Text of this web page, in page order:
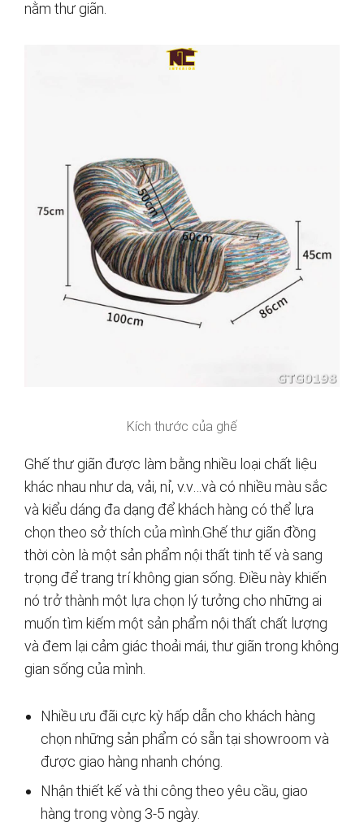
nằm thư giãn.
Kích thước của ghế
Ghế thư giãn được làm bằng nhiều loại chất liệu
khác nhau như da, vải, nỉ, v.v…và có nhiều màu sắc
và kiểu dáng đa dạng để khách hàng có thể lựa
chọn theo sở thích của mình.Ghế thư giãn đồng
thời còn là một sản phẩm nội thất tinh tế và sang
trọng để trang trí không gian sống. Điều này khiến
nó trở thành một lựa chọn lý tưởng cho những ai
muốn tìm kiếm một sản phẩm nội thất chất lượng
và đem lại cảm giác thoải mái, thư giãn trong không
gian sống của mình.
Nhiều ưu đãi cực kỳ hấp dẫn cho khách hàng
chọn những sản phẩm có sẵn tại showroom và
được giao hàng nhanh chóng.
Nhận thiết kế và thi công theo yêu cầu, giao
hàng trong vòng 3-5 ngày.